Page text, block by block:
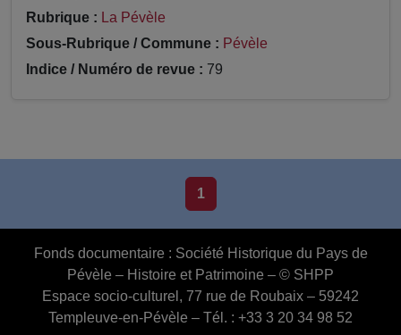
Rubrique : La Pévèle
Sous-Rubrique / Commune : Pévèle
Indice / Numéro de revue : 79
1
Fonds documentaire : Société Historique du Pays de
Pévèle – Histoire et Patrimoine – © SHPP
Espace socio-culturel, 77 rue de Roubaix – 59242
Templeuve-en-Pévèle – Tél. : +33 3 20 34 98 52